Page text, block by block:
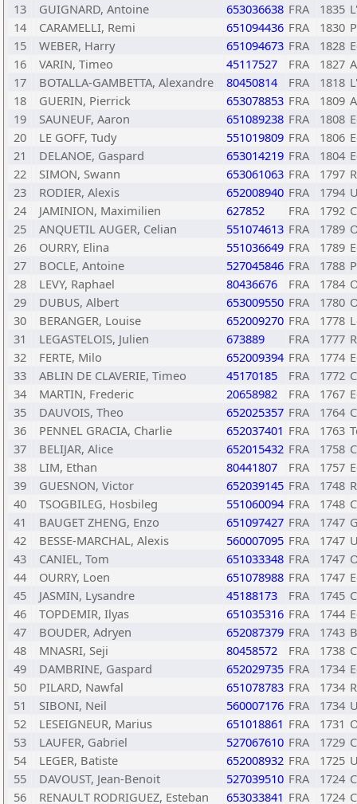
13
GUIGNARD, Antoine 653036638 FRA 1835
14
CARAMELLI, Remi 651094436 FRA 1830
15
WEBER, Harry 651094673 FRA 1828
16
VARIN, Timeo 45117527 FRA 1827
17
BOTALLA-GAMBETTA, Alexandre 80450814 FRA 1818
18
GUERIN, Pierrick 653078853 FRA 1809
19
SAUNEUF, Aaron 651089238 FRA 1808
20
LE GOFF, Tudy 551019809 FRA 1806
21
DELANOE, Gaspard 653014219 FRA 1804
22
SIMON, Swann 653061063 FRA 1797
23
RODIER, Alexis 652008940 FRA 1794
24
JAMINION, Maximilien 627852 FRA 1792
25
ANQUETIL AUGER, Celian 551074613 FRA 1789
26
OURRY, Elina 551036649 FRA 1789
27
BOCLE, Antoine 527045846 FRA 1788
28
LEVY, Raphael 80436676 FRA 1784
29
DUBUS, Albert 653009550 FRA 1780
30
BERANGER, Louise 652009270 FRA 1778
31
LEGASTELOIS, Julien 673889 FRA 1777
32
FERTE, Milo 652009394 FRA 1774
33
ABLIN DE CLAVERIE, Timeo 45170185 FRA 1772
34
MARTIN, Frederic 20658982 FRA 1767
35
DAUVOIS, Theo 652025357 FRA 1764
36
PENNEL GRACIA, Charlie 652037401 FRA 1763
37
BELIJAR, Alice 652015432 FRA 1758
38
LIM, Ethan 80441807 FRA 1757
39
GUESNON, Victor 652039145 FRA 1748
40
TSOGBILEG, Hosbileg 551060094 FRA 1748
41
BAUGET ZHENG, Enzo 651097427 FRA 1747
42
BESSE-MARCHAL, Alexis 560007095 FRA 1747
43
CANIEL, Tom 651033348 FRA 1747
44
OURRY, Loen 651078988 FRA 1747
45
JASMIN, Lysandre 45188173 FRA 1745
46
TOPDEMIR, Ilyas 651035316 FRA 1744
47
BOUDER, Adryen 652087379 FRA 1743
48
MNASRI, Seji 80458572 FRA 1738
49
DAMBRINE, Gaspard 652029735 FRA 1734
50
PILARD, Nawfal 651078783 FRA 1734
51
SIBONI, Neil 560007176 FRA 1734
52
LESEIGNEUR, Marius 651018861 FRA 1731
53
LAUFER, Gabriel 527067610 FRA 1729
54
LEGER, Batiste 652008932 FRA 1725
55
DAVOUST, Jean-Benoit 527039510 FRA 1724
56
RENAULT RODRIGUEZ, Esteban 653033841 FRA 1724